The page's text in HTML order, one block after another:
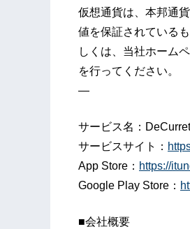
仮想通貨は、本邦通
値を保証されている
しくは、当社ホーム
を行ってください。
—
サービス名：
サービスサイト：
App Store： https://
Google Play Store：
■会社概要